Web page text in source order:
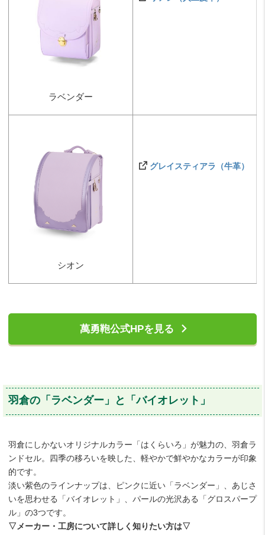
ラベンダー
シオン
グレイスティアラ（牛革）
萬勇鞄公式HPを見る
羽倉の「ラベンダー」と「バイオレット」
羽倉にしかないオリジナルカラー「はくらいろ」が魅力の、羽倉ラ
ンドセル。四季の移ろいを映した、軽やかで鮮やかなカラーが印象
的です。
淡い紫色のラインナップは、ピンクに近い「ラベンダー」、あじさ
いを思わせる「バイオレット」、パールの光沢ある「グロスパープ
ル」の3つです。
▽メーカー・工房について詳しく知りたい方は▽